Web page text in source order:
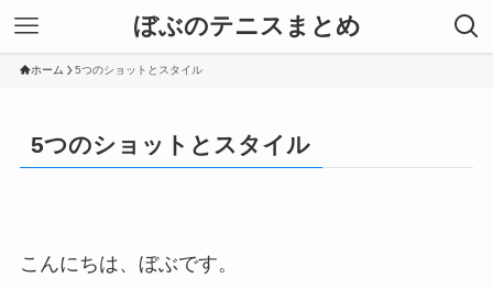
ぼぶのテニスまとめ
ホーム 5つのショットとスタイル
5つのショットとスタイル
こんにちは、ぼぶです。